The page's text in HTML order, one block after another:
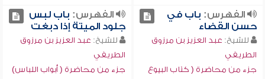
الفهرس: باب في
حسن القضاء
للشيخ: عبد العزيز بن مرزوق
الطريفي
جزء من محاضرة ( كتاب البيوع
الفهرس: باب لبس
جلود الميتة إذا دبغت
للشيخ: عبد العزيز بن مرزوق
الطريفي
جزء من محاضرة ( أبواب اللباس)